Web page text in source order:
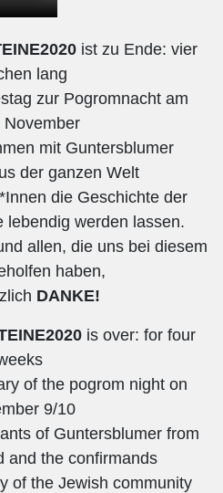
ist zu Ende: vier
lang
zur Pogromnacht am
November
mit Guntersblumer
der ganzen Welt
die Geschichte der
lebendig werden lassen.
allen, die uns bei diesem
haben,
DANKE!
is over: for four
of the pogrom night on
9/10
of Guntersblumer from
and the confirmands
of the Jewish community